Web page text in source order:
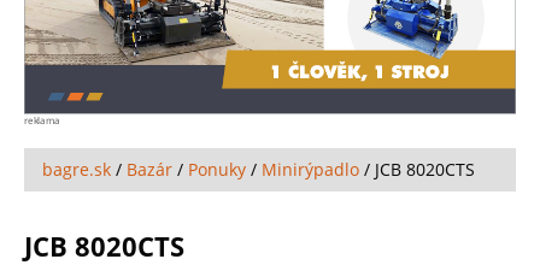
reklama
bagre.sk / Bazár / Ponuky / Minirýpadlo / JCB 8020CTS
JCB 8020CTS